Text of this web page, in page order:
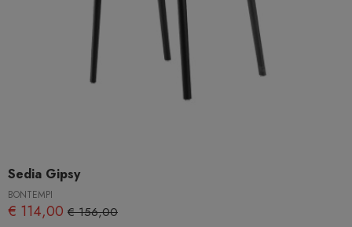
Sedia Gipsy
BONTEMPI
€ 114,00 € 156,00